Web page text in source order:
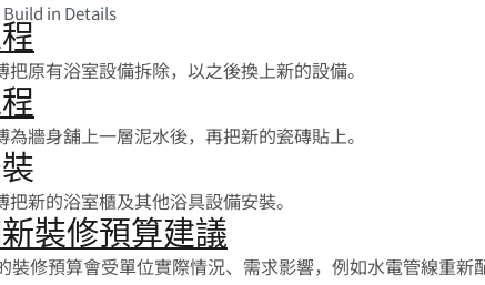
Build in Details
把原有浴室設備拆除，以之後換上新的設備。
為牆身舖上一層泥水後，再把新的瓷磚貼上。
新的浴室櫃及其他浴具設備安裝。
裝修預算建議
裝修預算會受單位實際情況、需求影響，例如水電管線重新